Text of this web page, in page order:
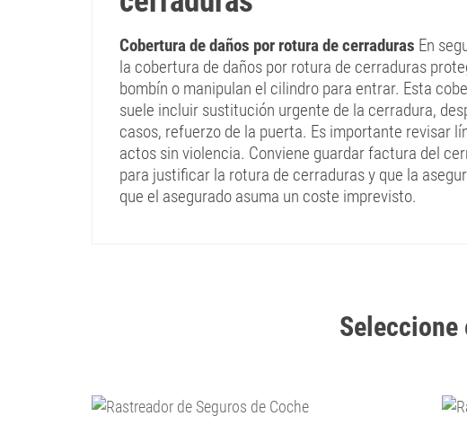
Cobertura de daños por rotura de cerraduras En
la cobertura de daños por rotura de cerraduras
bombín o manipulan el cilindro para entrar. Esta
suele incluir sustitución urgente de la cerradura,
casos, refuerzo de la puerta. Es importante revisar
actos sin violencia. Conviene guardar factura del
para justificar la rotura de cerraduras y que la
que el asegurado asuma un coste imprevisto.
Seleccione